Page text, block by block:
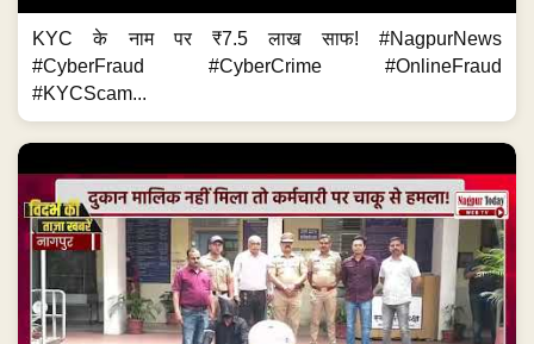
KYC के नाम पर ₹7.5 लाख साफ! #NagpurNews
#CyberFraud #CyberCrime #OnlineFraud
#KYCScam...